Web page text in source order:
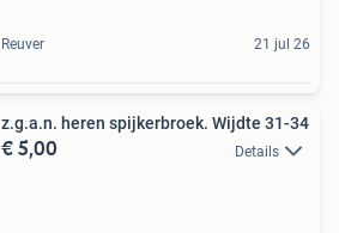
Reuver 21 jul 26
z.g.a.n. heren spijkerbroek. Wijdte 31-34
€ 5,00 Details